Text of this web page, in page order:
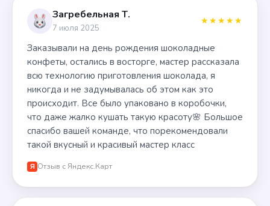
Загребельная Т.
7 июля 2025
★★★★★
Заказывали на день рождения шоколадные
конфеты, остались в восторге, мастер рассказала
всю технологию приготовления шоколада, я
никогда и не задумывалась об этом как это
происходит. Все было упаковано в коробочки,
что даже жалко кушать такую красоту🌸 Большое
спасибо вашей команде, что порекомендовали
такой вкусный и красивый мастер класс
Я Отзыв с Яндекс.Карт